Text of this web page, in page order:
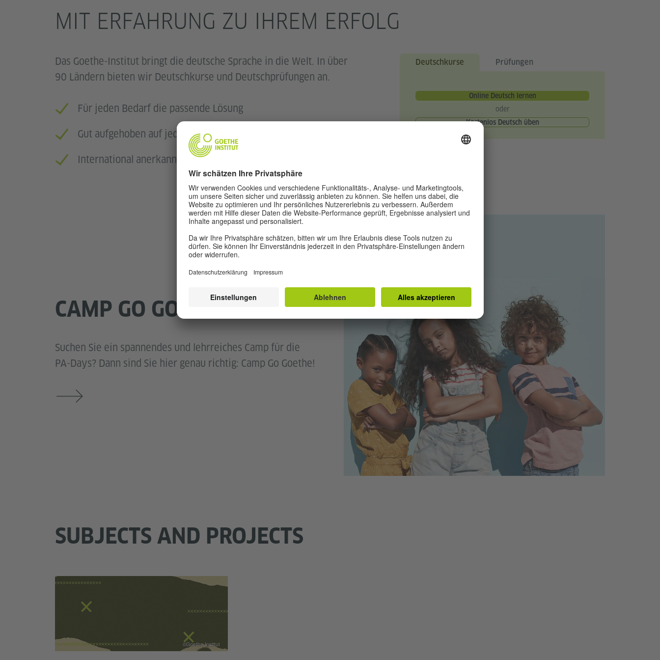
MIT ERFAHRUNG ZU IHREM ERFOLG
Das Goethe-Institut bringt die deutsche Sprache in die Welt. In über
90 Ländern bieten wir Deutschkurse und Deutschprüfungen an.
Für jeden Bedarf die passende Lösung
Gut aufgehoben auf jedem Niveau
International anerkannte Sprachzertifikate
Deutschkurse Prüfungen
Online Deutsch lernen
oder
Kostenlos Deutsch üben
CAMP GO GOETHE !
Suchen Sie ein spannendes und lehrreiches Camp für die
PA-Days? Dann sind Sie hier genau richtig: Camp Go Goethe!
SUBJECTS AND PROJECTS
©Goethe-Institut